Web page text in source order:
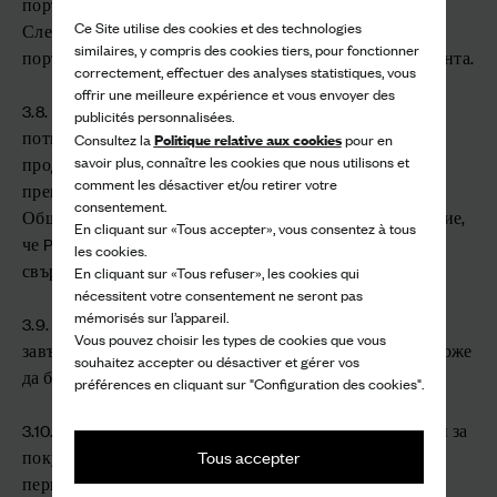
Ce Site utilise des cookies et des technologies
similaires, y compris des cookies tiers, pour fonctionner
correctement, effectuer des analyses statistiques, vous
offrir une meilleure expérience et vous envoyer des
publicités personnalisées.
Consultez la Politique relative aux cookiespour en
savoir plus, connaître les cookies que nous utilisons et
comment les désactiver et/ou retirer votre
consentement.
En cliquant sur «Tous accepter», vous consentez à tous
les cookies.
En cliquant sur «Tous refuser», les cookies qui
nécessitent votre consentement ne seront pas
mémorisés sur l’appareil.
Vous pouvez choisir les types de cookies que vous
souhaitez accepter ou désactiver et gérer vos
préférences en cliquant sur "Configuration des cookies".
Tous accepter
След натискане на бутона "Купи" съдържанието на
поръчката не може повече да бъде променяно от Клиента.
3.8. Преди да потвърди поръчката, Клиентът трябва да
потвърди, че е прочел и приел Общите условия за
продажба. В края на процеса на покупка е
препоръчително Клиентът да запази или разпечата
Общите условия за продажба. Моля, обърнете внимание,
че PRADA не съхранява копие от конкретния договор,
свързан с поръчката.
3.9. Процесът на закупуване трябва да бъде напълно
завършен; ако това не бъде направено, поръчката не може
да бъде предадена на PRADA.
3.10. Всяка поръчка и данните на Клиента, необходими за
покупката, се съхраняват от PRADA за предвидения
период от време и в съответствие с приложимите